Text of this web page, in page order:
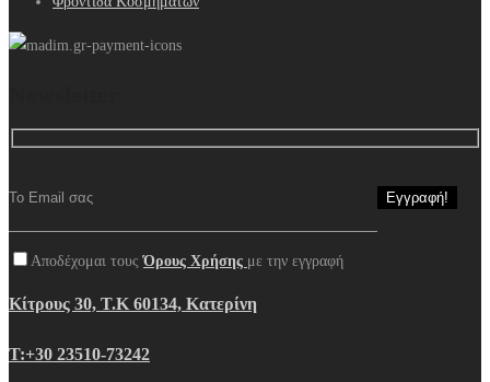
Αποδέχομαι τουςΌρους Χρήσης με την εγγραφή
Κίτρους 30, Τ.Κ 60134, Κατερίνη
Τ:+30 23510-73242